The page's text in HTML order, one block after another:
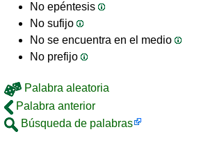
No epéntesis
No sufijo
No se encuentra en el medio
No prefijo
Palabra aleatoria
Palabra anterior
Búsqueda de palabras